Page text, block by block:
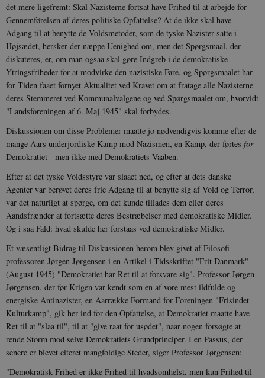
det mere ligefremt: Skal Nazisterne fortsat have Frihed til at arbejde for
Gennemførelsen af deres politiske Opfattelse? At de ikke skal have
Adgang til at benytte de Voldsmetoder, som de tyske Nazister satte i
Højsædet, hersker der næppe Uenighed om, men det Spørgsmaal, der
diskuteres, er, om man ogsaa skal gøre Indgreb i de demokratiske
Ytringsfriheder for at modvirke den nazistiske Fare, og Spørgsmaalet har
for Tiden faaet fornyet Aktualitet ved Kravet om at fratage alle Nazisterne
deres Stemmeret ved Kommunalvalgene og ved Spørgsmaalet om, hvorvidt
"Landsforeningen af 6. Maj 1945" skal forbydes.
Diskussionen om disse Problemer maatte jo nødvendigvis komme efter de
mange Aars underjordiske Kamp mod Nazismen, en Kamp, der førtes for
Demokratiet - men ikke med Demokratiets Vaaben.
Efter at det tyske Voldsstyre var slaaet ned, og efter at dets danske
Agenter var berøvet deres frie Adgang til at benytte sig af Vold og Terror,
var det naturligt at spørge, om det kunde tillades dem eller deres
Aandsfrænder at fortsætte deres Bestræbelser med demokratiske Midler.
Og i saa Fald: hvad skulde her forstaas ved demokratiske Midler.
Et væsentligt Bidrag til Diskussionen herom blev givet af Filosofi-
professoren Jørgen Jørgensen i en Artikel i Tidsskriftet "Frit Danmark"
(August 1945) "Demokratiet har Ret til at forsvare sig". Professor Jørgen
Jørgensen, der før Krigen var kendt som en af vore mest ildfulde og
energiske Antinazister, en Aarrække Formand for Foreningen "Frisindet
Kulturkamp", gik her ind for den Opfattelse, at Demokratiet maatte have
Ret til at "slaa til", til at "give raat for usødet", naar nogen forsøgte at
rende Storm mod selve Demokratiets Grundprinciper. I en Passus, der
senere er blevet citeret mangfoldige Steder, siger Professor Jørgensen:
"Demokratisk Frihed er ikke Frihed til hvadsomhelst, men kun Frihed til